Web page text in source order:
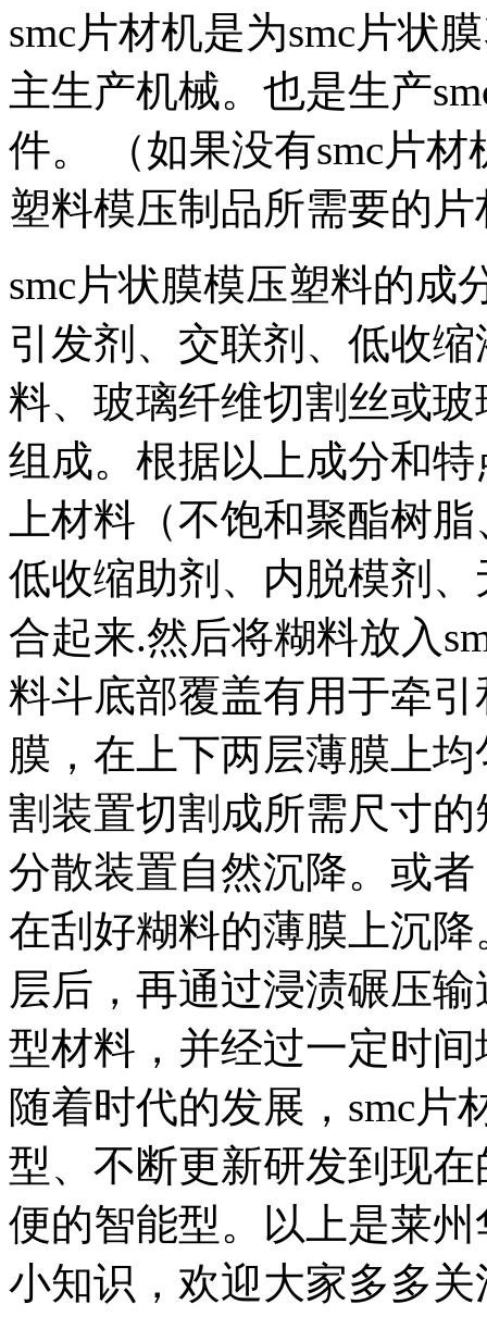
smc片材机是为smc片状
主生产机械。也是生产
件。 （如果没有smc片
塑料模压制品所需要的
smc片状膜模压塑料的成
引发剂、交联剂、低收
料、玻璃纤维切割丝或
组成。根据以上成分和
上材料（不饱和聚酯树
低收缩助剂、内脱模剂
合起来.然后将糊料放入
料斗底部覆盖有用于牵
膜，在上下两层薄膜上
割装置切割成所需尺寸
分散装置自然沉降。或
在刮好糊料的薄膜上沉
层后，再通过浸渍碾压
型材料，并经过一定时
随着时代的发展，smc片
型、不断更新研发到现
便的智能型。以上是莱
小知识，欢迎大家多多